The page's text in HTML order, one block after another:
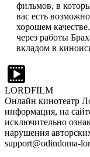
фильмов, в
вас есть
хорошем
через работы
вкладом в
LORDFILM
Онлайн кинотеатр
информация, на
исключительно
нарушения
support@odindoma-